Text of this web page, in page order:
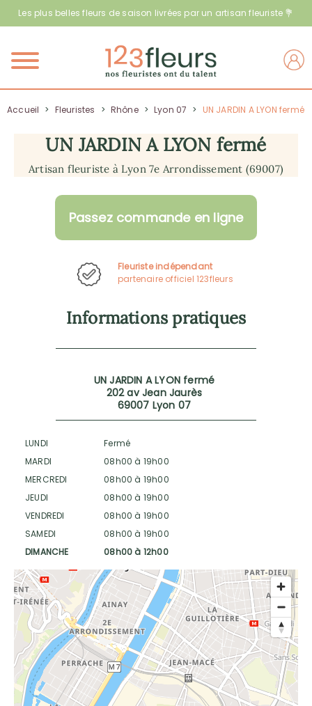
Les plus belles fleurs de saison livrées par un artisan fleuriste 💐
Menu
Accueil > Fleuristes > Rhône > Lyon 07 > UN JARDIN A LYON fermé
UN JARDIN A LYON fermé
Artisan fleuriste à Lyon 7e Arrondissement (69007)
Passez commande en ligne
Fleuriste indépendant
partenaire officiel 123fleurs
Informations pratiques
UN JARDIN A LYON fermé
202 av Jean Jaurès
69007 Lyon 07
LUNDI
Fermé
MARDI
08h00 à 19h00
MERCREDI
08h00 à 19h00
JEUDI
08h00 à 19h00
VENDREDI
08h00 à 19h00
SAMEDI
08h00 à 19h00
DIMANCHE
08h00 à 12h00